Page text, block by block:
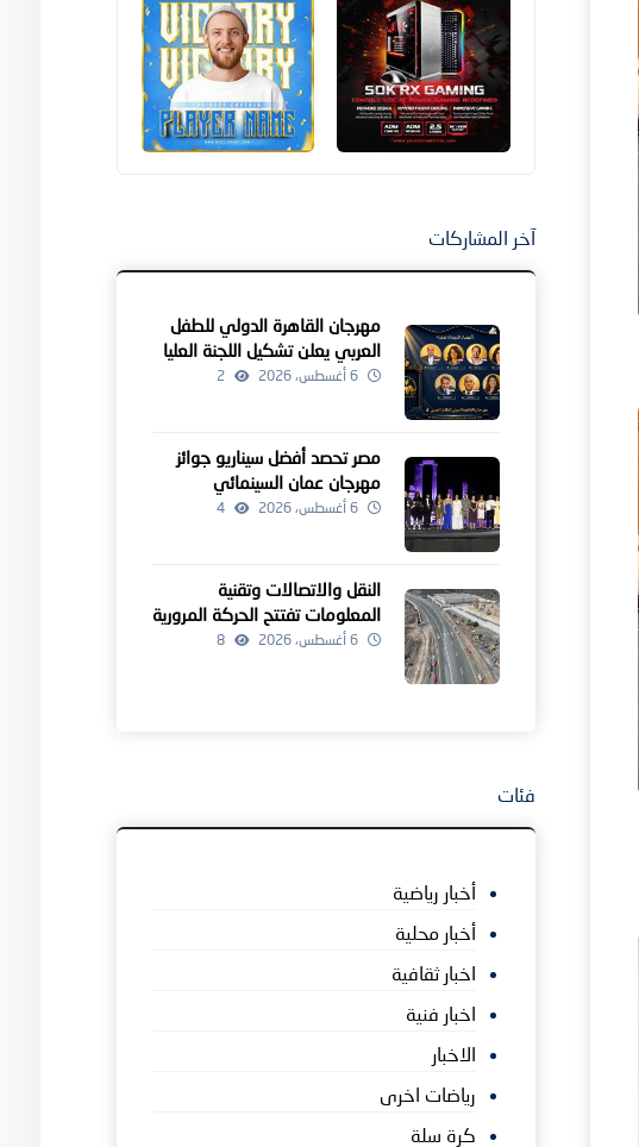
آخر المشاركات
مهرجان القاهرة الدولي للطفل
العربي يعلن تشكيل اللجنة العليا
للدورة الرابعة
6 أغسطس، 2026 2
مصر تحصد أفضل سيناريو جوائز
مهرجان عمان السينمائي
6 أغسطس، 2026 4
النقل والاتصالات وتقنية
المعلومات تفتتح الحركة المرورية
لمشروعين للطرق بالداخلية
6 أغسطس، 2026 8
فئات
أخبار رياضية
أخبار محلية
اخبار ثقافية
اخبار فنية
الاخبار
رياضات اخرى
كرة سلة